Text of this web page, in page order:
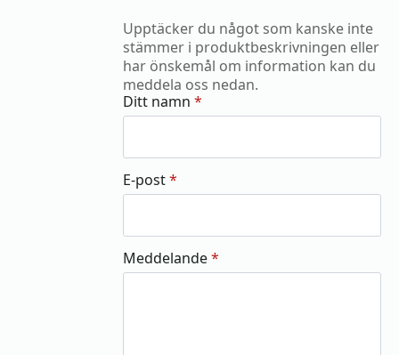
Upptäcker du något som kanske inte
stämmer i produktbeskrivningen eller
har önskemål om information kan du
meddela oss nedan.
Ditt namn *
E-post*
Meddelande*